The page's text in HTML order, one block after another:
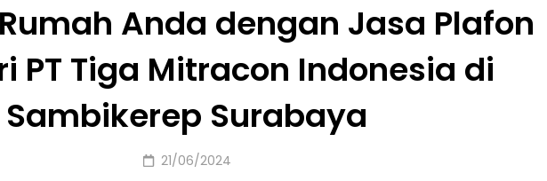
Anda dengan Jasa Plafon
PT Tiga Mitracon Indonesia di
Sambikerep Surabaya
Posted
21/06/2024